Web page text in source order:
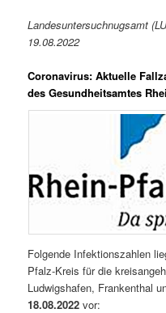
Landesuntersuchnugsamt
19.08.2022
Coronavirus: Aktuelle
des Gesundheitsamtes
Folgende Infektionszahlen
Pfalz-Kreis für die
Ludwigshafen, Frankenthal
18.08.2022vor: